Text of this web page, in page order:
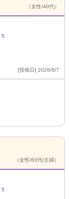
（女性/40代）
5
[投稿日] 2026/8/7
（女性/60代/主婦）
5